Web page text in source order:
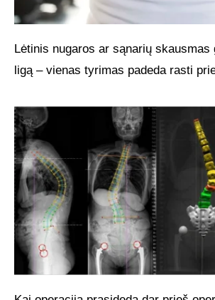
Lėtinis nugaros ar sąnarių skausmas
ligą – vienas tyrimas padeda rasti